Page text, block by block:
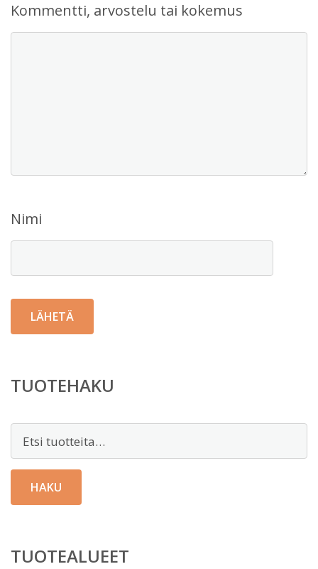
Kommentti, arvostelu tai kokemus
Nimi
TUOTEHAKU
HAKU
TUOTEALUEET